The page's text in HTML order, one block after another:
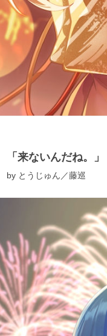
「来ないんだね。
by とうじゅん／藤巡